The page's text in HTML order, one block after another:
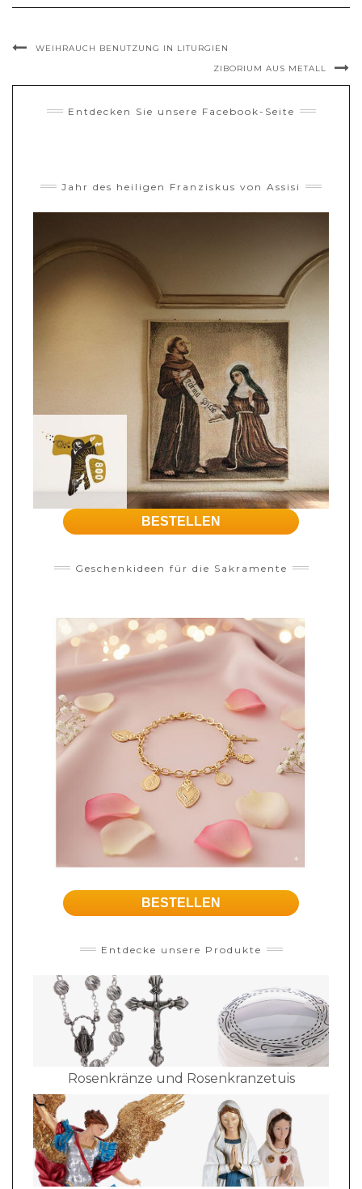
WEIHRAUCH BENUTZUNG IN LITURGIEN
ZIBORIUM AUS METALL
Entdecken Sie unsere Facebook-Seite
Jahr des heiligen Franziskus von Assisi
BESTELLEN
Geschenkideen für die Sakramente
BESTELLEN
Entdecke unsere Produkte
Rosenkränze und Rosenkranzetuis